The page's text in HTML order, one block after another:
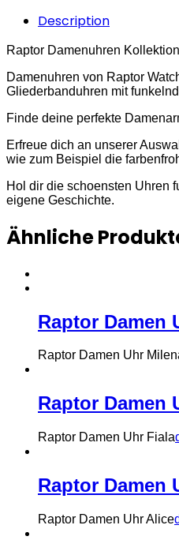
Description
Raptor Damenuhren Kollektion
Damenuhren von Raptor
Gliederbanduhren mit
Finde deine perfekte
Erfreue dich an unserer
wie zum Beispiel die
Hol dir die schoensten Uhren
eigene Geschichte.
Ähnliche
Raptor Damen
Raptor Damen Uhr
Raptor Damen
Raptor Damen Uhr Fiala
Raptor Damen
Raptor Damen Uhr Alice